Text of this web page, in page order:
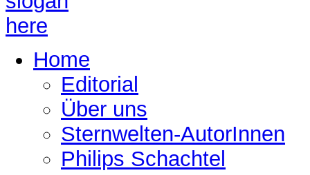
Home
Editorial
Über uns
Sternwelten-AutorInnen
Philips Schachtel